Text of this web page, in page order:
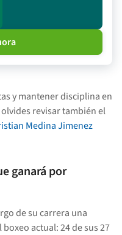
y mantener disciplina en
revisar también el
Medina Jimenez
ganará por
de su carrera una
actual: 24 de sus 27